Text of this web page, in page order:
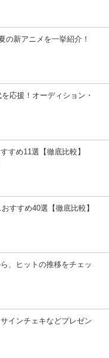
の新アニメを一挙紹介！
応援！オーディション・
すめ11選【徹底比較】
すすめ40選【徹底比較】
、ヒットの推移をチェッ
インチェキなどプレゼン